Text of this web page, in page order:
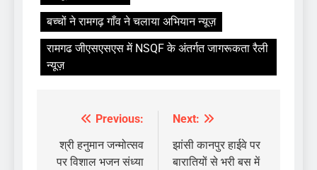
बच्चों ने रामगढ़ गाँव ने चलाया अभियान न्यूज़
रामगढ जीएसएसएस में NSQF के अंतर्गत जागरूकता रैली
न्यूज़
Post
navigation
Previous:
श्री हनुमान जन्मोत्सव
पर विशाल भजन संध्या
Next:
झांसी कानपुर हाईवे पर
बारातियों से भरी बस में